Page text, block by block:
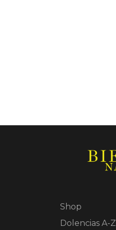
Shop
Dolencias A-Z